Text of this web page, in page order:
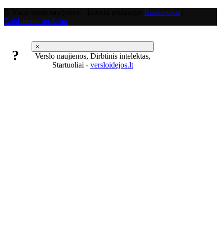
Rankinukai
Buhlaterinė apskaita
×
?
Verslo naujienos, Dirbtinis intelektas,
Startuoliai - versloidejos.lt